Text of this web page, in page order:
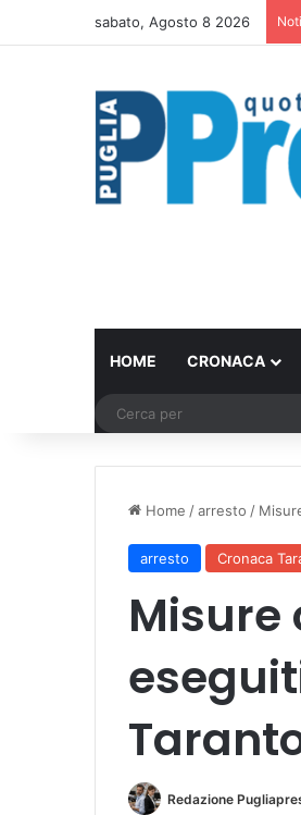
sabato, Agosto 8 2026
HOME CRONACA
Home /arresto /
arresto Cronaca
Misure
Redazione